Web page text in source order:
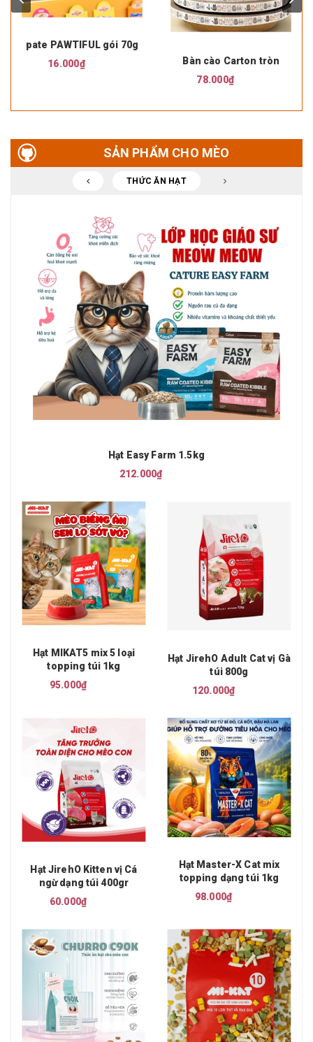
pate PAWTIFUL gói 70g
16.000₫
Bàn cào Carton tròn
78.000₫
SẢN PHẨM CHO MÈO
THỨC ĂN HẠT
Hạt Easy Farm 1.5kg
212.000₫
Hạt MIKAT5 mix 5 loại
topping túi 1kg
95.000₫
Hạt JirehO Adult Cat vị Gà
túi 800g
120.000₫
Hạt JirehO Kitten vị Cá
ngừ dạng túi 400gr
60.000₫
Hạt Master-X Cat mix
topping dạng túi 1kg
98.000₫